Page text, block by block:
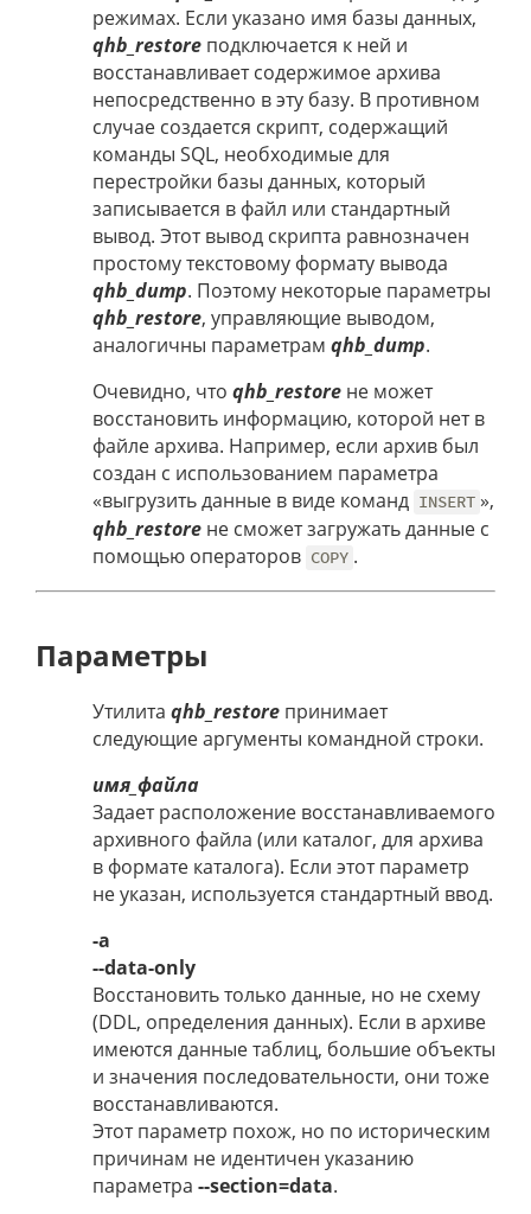
режимах. Если указано имя базы данных,
qhb_restore подключается к ней и
восстанавливает содержимое архива
непосредственно в эту базу. В противном
случае создается скрипт, содержащий
команды SQL, необходимые для
перестройки базы данных, который
записывается в файл или стандартный
вывод. Этот вывод скрипта равнозначен
простому текстовому формату вывода
qhb_dump. Поэтому некоторые параметры
qhb_restore, управляющие выводом,
аналогичны параметрам qhb_dump.
Очевидно, что qhb_restore не может
восстановить информацию, которой нет в
файле архива. Например, если архив был
создан с использованием параметра
«выгрузить данные в виде команд INSERT »,
qhb_restore не сможет загружать данные с
помощью операторов COPY .
Параметры
Утилита qhb_restore принимает
следующие аргументы командной строки.
имя_файла
Задает расположение восстанавливаемого
архивного файла (или каталог, для архива
в формате каталога). Если этот параметр
не указан, используется стандартный ввод.
-a
--data-only
Восстановить только данные, но не схему
(DDL, определения данных). Если в архиве
имеются данные таблиц, большие объекты
и значения последовательности, они тоже
восстанавливаются.
Этот параметр похож, но по историческим
причинам не идентичен указанию
параметра --section=data.